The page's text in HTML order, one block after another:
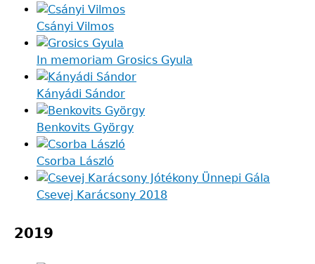
Csányi Vilmos
In memoriam Grosics Gyula
Kányádi Sándor
Benkovits György
Csorba László
Csevej Karácsony 2018
2019